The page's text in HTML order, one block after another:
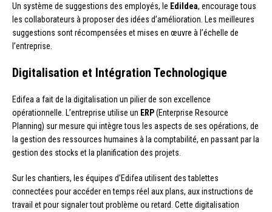
Un système de suggestions des employés, le EdiIdea, encourage tous
les collaborateurs à proposer des idées d’amélioration. Les meilleures
suggestions sont récompensées et mises en œuvre à l’échelle de
l’entreprise.
Digitalisation et Intégration Technologique
Edifea a fait de la digitalisation un pilier de son excellence
opérationnelle. L’entreprise utilise un ERP(Enterprise Resource
Planning) sur mesure qui intègre tous les aspects de ses opérations, de
la gestion des ressources humaines à la comptabilité, en passant par la
gestion des stocks et la planification des projets.
Sur les chantiers, les équipes d’Edifea utilisent des tablettes
connectées pour accéder en temps réel aux plans, aux instructions de
travail et pour signaler tout problème ou retard. Cette digitalisation